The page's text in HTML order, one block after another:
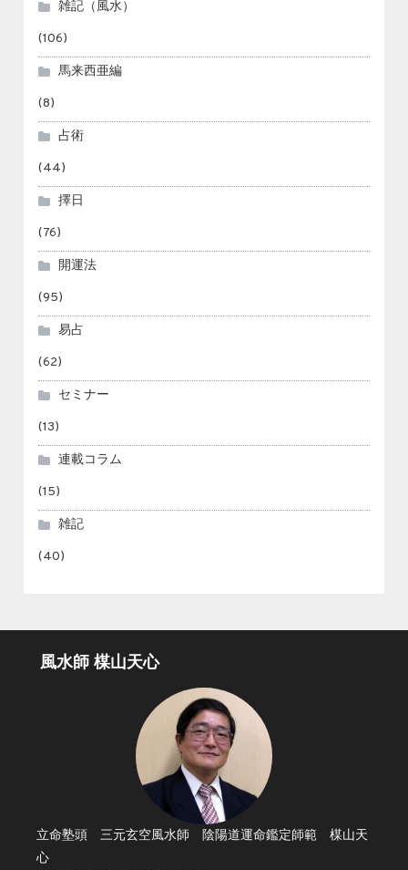
雑記（風水）
(106)
馬来西亜編
(8)
占術
(44)
擇日
(76)
開運法
(95)
易占
(62)
セミナー
(13)
連載コラム
(15)
雑記
(40)
風水師 楳山天心
立命塾頭 三元玄空風水師 陰陽道運命鑑定師範 楳山天
心